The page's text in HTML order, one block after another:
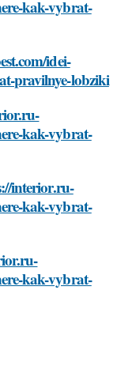
kak-vybrat-
idei-
pravilnye-lobziki
kak-vybrat-
interior.ru-
kak-vybrat-
kak-vybrat-